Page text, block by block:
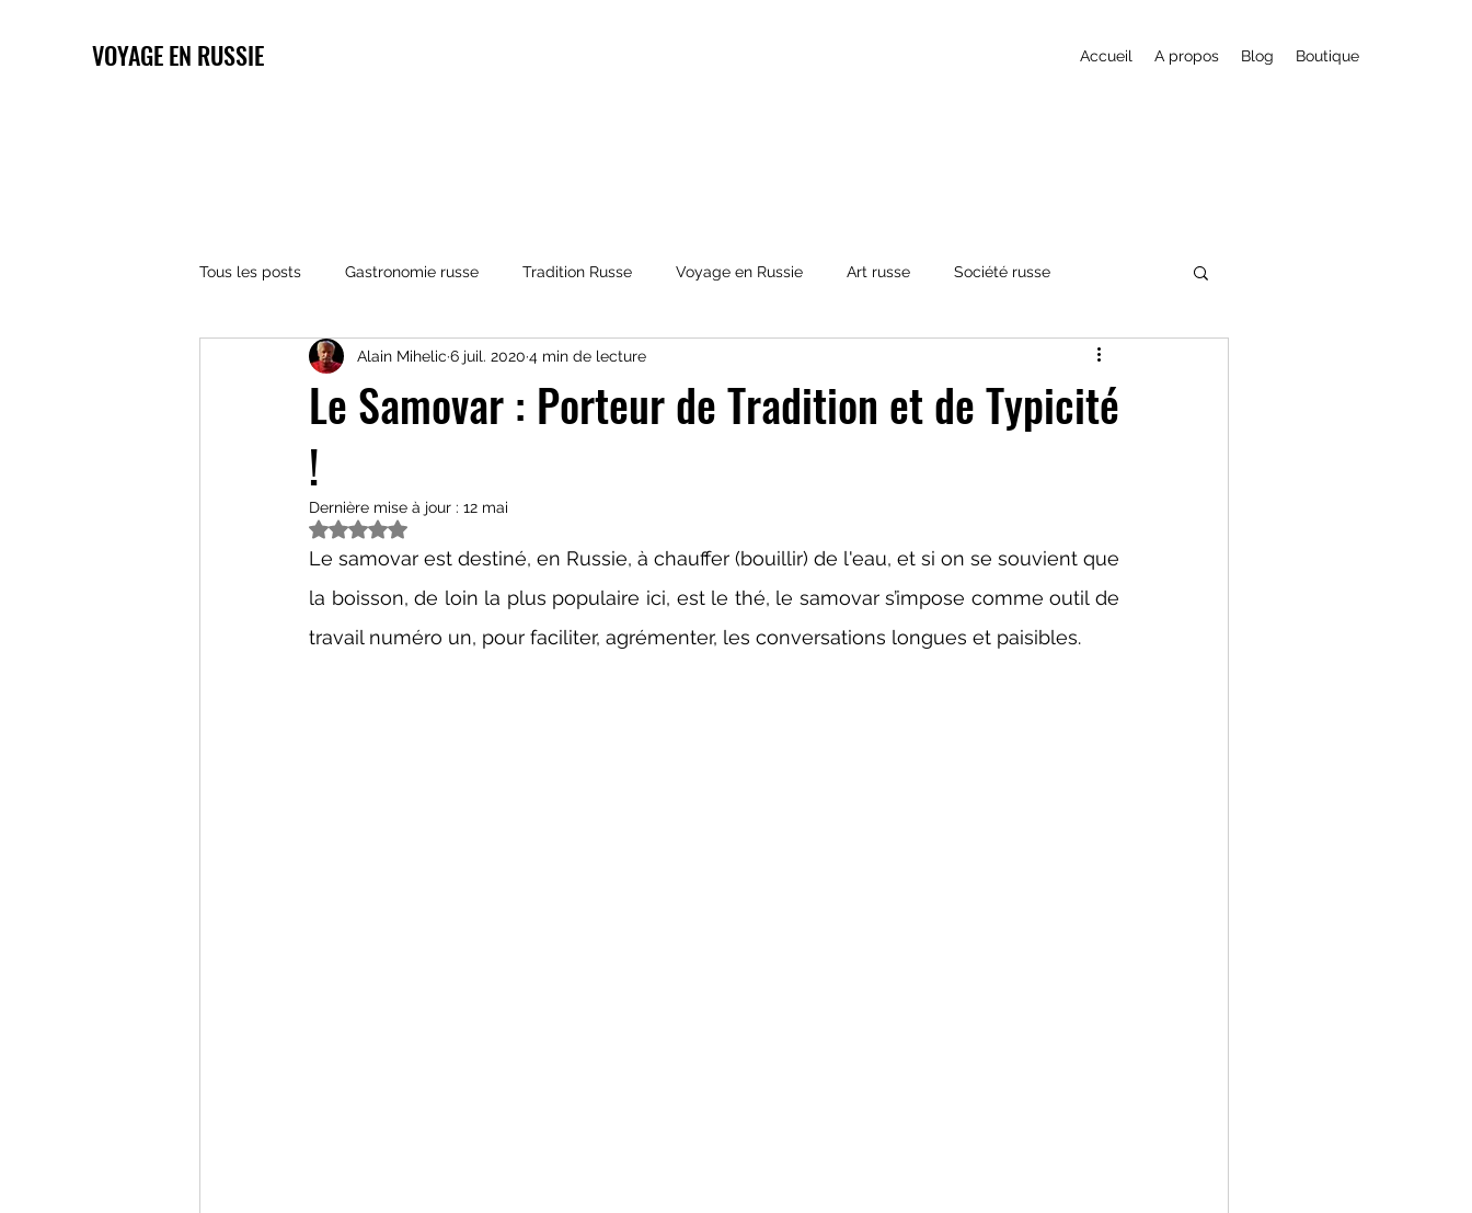
VOYAGE EN RUSSIE Accueil A propos Blog Boutique
Tous les posts Gastronomie russe Tradition Russe Voyage en Russie Art russe Société russe
Architecture russe Religions et Mythologies Histoire de la Russie
Le Samovar : Porteur de Tradition et de Typicité
!
Alain Mihelic 6 juil. 2020 4 min de lecture
Dernière mise à jour : 12 mai
Noté NaN étoiles sur 5.
Le samovar est destiné, en Russie, à chauffer (bouillir) de l'eau, et si on se souvient que
la boisson, de loin la plus populaire ici, est le thé, le samovar s’impose comme outil de
travail numéro un, pour faciliter, agrémenter, les conversations longues et paisibles.